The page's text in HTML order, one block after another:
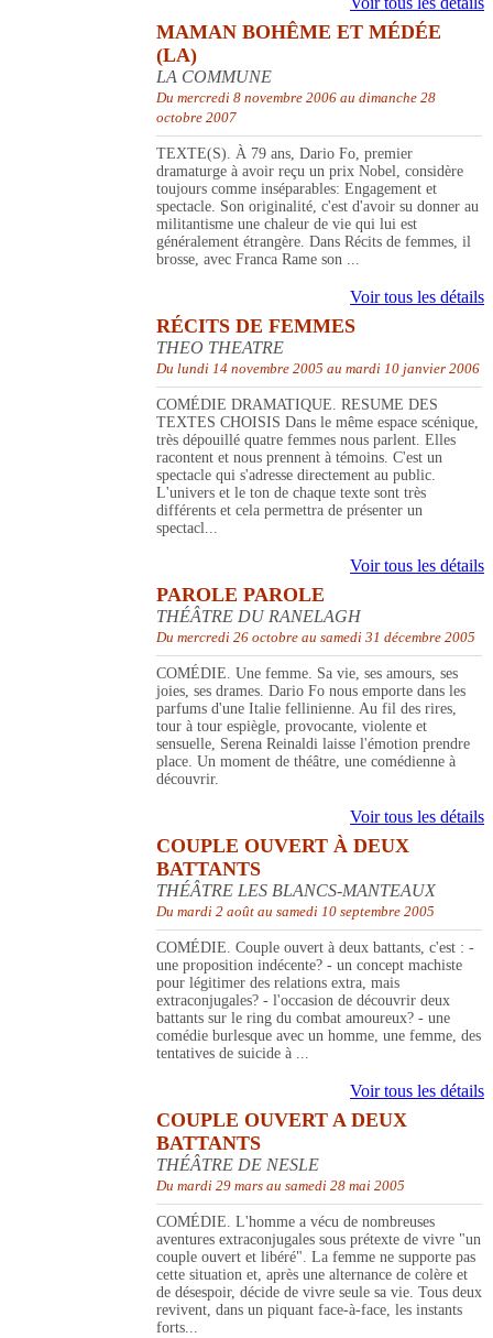
MAMAN BOHÊME ET MÉDÉE
(LA)
LA COMMUNE
Du mercredi 8 novembre 2006 au dimanche 28
octobre 2007
TEXTE(S). À 79 ans, Dario Fo, premier
dramaturge à avoir reçu un prix Nobel, considère
toujours comme inséparables: Engagement et
spectacle. Son originalité, c'est d'avoir su donner au
militantisme une chaleur de vie qui lui est
généralement étrangère. Dans Récits de femmes, il
brosse, avec Franca Rame son ...
Voir tous les détails
RÉCITS DE FEMMES
THEO THEATRE
Du lundi 14 novembre 2005 au mardi 10 janvier 2006
COMÉDIE DRAMATIQUE. RESUME DES
TEXTES CHOISIS Dans le même espace scénique,
très dépouillé quatre femmes nous parlent. Elles
racontent et nous prennent à témoins. C'est un
spectacle qui s'adresse directement au public.
L'univers et le ton de chaque texte sont très
différents et cela permettra de présenter un
spectacl...
Voir tous les détails
PAROLE PAROLE
THÉÂTRE DU RANELAGH
Du mercredi 26 octobre au samedi 31 décembre 2005
COMÉDIE. Une femme. Sa vie, ses amours, ses
joies, ses drames. Dario Fo nous emporte dans les
parfums d'une Italie fellinienne. Au fil des rires,
tour à tour espiègle, provocante, violente et
sensuelle, Serena Reinaldi laisse l'émotion prendre
place. Un moment de théâtre, une comédienne à
découvrir.
Voir tous les détails
COUPLE OUVERT À DEUX
BATTANTS
THÉÂTRE LES BLANCS-MANTEAUX
Du mardi 2 août au samedi 10 septembre 2005
COMÉDIE. Couple ouvert à deux battants, c'est : -
une proposition indécente? - un concept machiste
pour légitimer des relations extra, mais
extraconjugales? - l'occasion de découvrir deux
battants sur le ring du combat amoureux? - une
comédie burlesque avec un homme, une femme, des
tentatives de suicide à ...
Voir tous les détails
COUPLE OUVERT A DEUX
BATTANTS
THÉÂTRE DE NESLE
Du mardi 29 mars au samedi 28 mai 2005
COMÉDIE. L'homme a vécu de nombreuses
aventures extraconjugales sous prétexte de vivre "un
couple ouvert et libéré". La femme ne supporte pas
cette situation et, après une alternance de colère et
de désespoir, décide de vivre seule sa vie. Tous deux
revivent, dans un piquant face-à-face, les instants
forts...